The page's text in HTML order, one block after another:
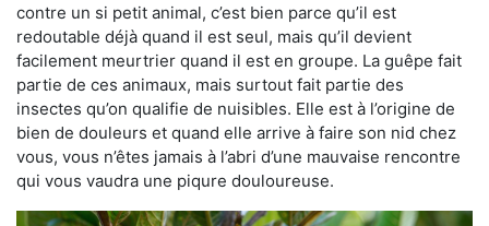
contre un si petit animal, c’est bien parce qu’il est
redoutable déjà quand il est seul, mais qu’il devient
facilement meurtrier quand il est en groupe. La guêpe fait
partie de ces animaux, mais surtout fait partie des
insectes qu’on qualifie de nuisibles. Elle est à l’origine de
bien de douleurs et quand elle arrive à faire son nid chez
vous, vous n’êtes jamais à l’abri d’une mauvaise rencontre
qui vous vaudra une piqure douloureuse.